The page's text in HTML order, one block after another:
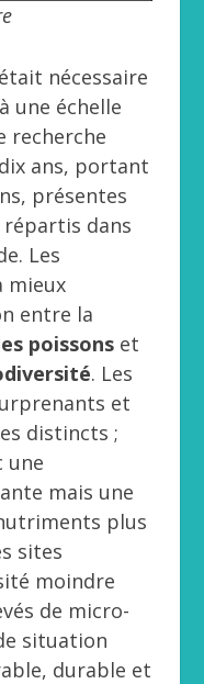
nécessaire
une échelle
recherche
ans, portant
présentes
répartis dans
Les
mieux
entre la
poissons et
. Les
et
distincts ;
une
mais une
plus
sites
moindre
de micro-
situation
durable et